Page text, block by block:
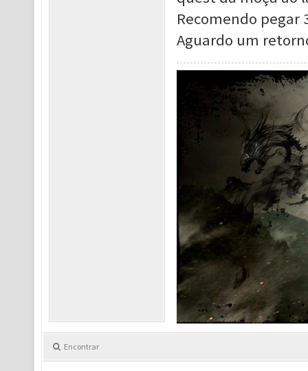
Recomendo
Aguardo um
Encontrar